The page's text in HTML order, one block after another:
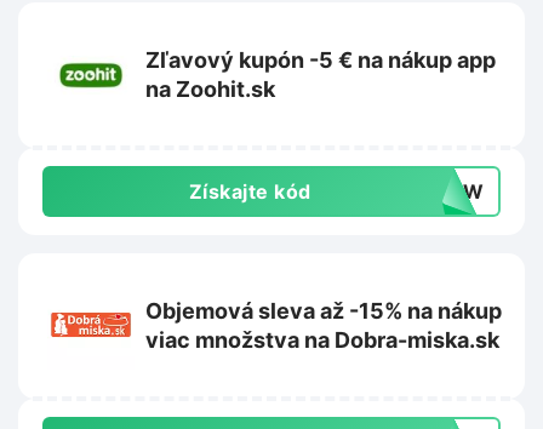
Zľavový kupón -5 € na nákup app
na Zoohit.sk
Získajte kód -NEW
Objemová sleva až -15% na nákup
viac množstva na Dobra-miska.sk